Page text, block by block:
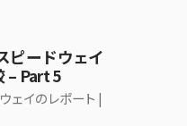
ピードウェイ
– Part 5
ェイのレポート |